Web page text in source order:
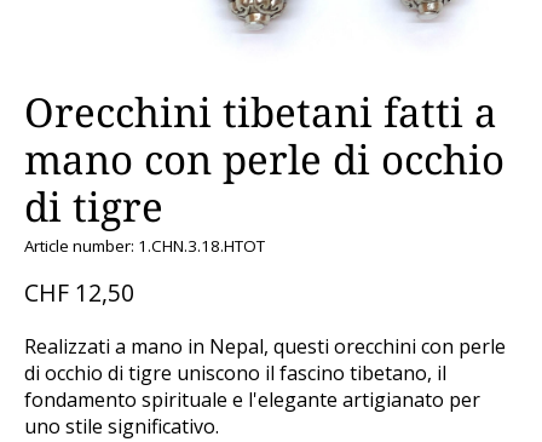
Orecchini tibetani fatti a
mano con perle di occhio
di tigre
Article number: 1.CHN.3.18.HTOT
CHF 12,50
Realizzati a mano in Nepal, questi orecchini con perle
di occhio di tigre uniscono il fascino tibetano, il
fondamento spirituale e l'elegante artigianato per
uno stile significativo.